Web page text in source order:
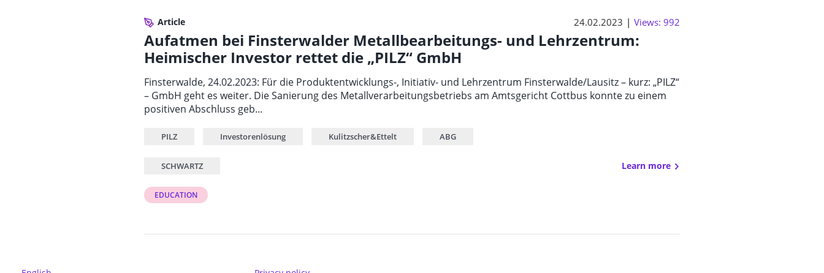
Article 24.02.2023 Views: 992
Aufatmen bei Finsterwalder Metallbearbeitungs- und Lehrzentrum:
Heimischer Investor rettet die „PILZ“ GmbH
Finsterwalde, 24.02.2023: Für die Produktentwicklungs-, Initiativ- und Lehrzentrum Finsterwalde/Lausitz – kurz: „PILZ“
– GmbH geht es weiter. Die Sanierung des Metallverarbeitungsbetriebs am Amtsgericht Cottbus konnte zu einem
positiven Abschluss geb...
PILZ Investorenlösung Kulitzscher&Ettelt ABG
SCHWARTZ
EDUCATION
Learn more